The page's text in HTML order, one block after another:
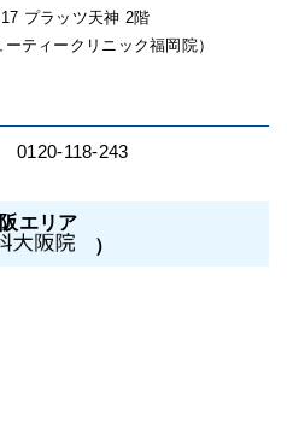
プラッツ天神 2階
ティークリニック福岡院）
0120-118-243
エリア
）